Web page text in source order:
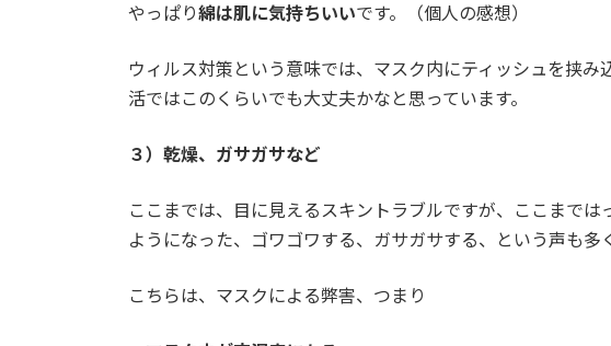
やっぱり綿は肌に気持ちいいです。（個人の感想）
ウィルス対策という意味では、マスク内にティッシュを挟
活ではこのくらいでも大丈夫かなと思っています。
３）乾燥、ガサガサなど
ここまでは、目に見えるスキントラブルですが、ここまで
ようになった、ゴワゴワする、ガサガサする、という声も多
こちらは、マスクによる弊害、つまり